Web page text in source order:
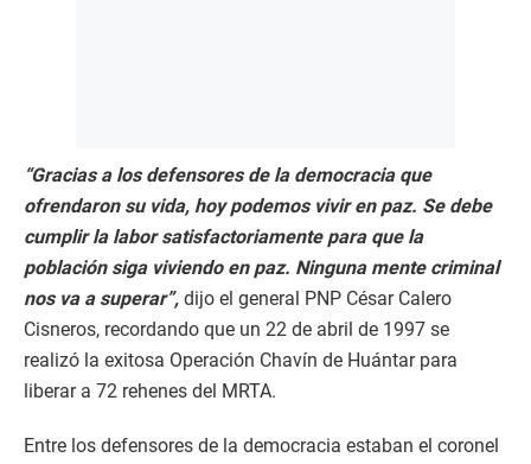
“Gracias a los defensores de la democracia que
ofrendaron su vida, hoy podemos vivir en paz. Se debe
cumplir la labor satisfactoriamente para que la
población siga viviendo en paz. Ninguna mente criminal
nos va a superar”, dijo el general PNP César Calero
Cisneros, recordando que un 22 de abril de 1997 se
realizó la exitosa Operación Chavín de Huántar para
liberar a 72 rehenes del MRTA.
Entre los defensores de la democracia estaban el coronel